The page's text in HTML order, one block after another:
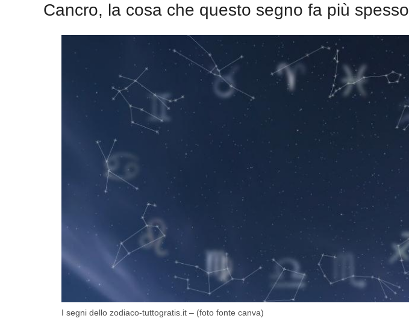
Cancro, la cosa che questo segno fa più spesso
I segni dello zodiaco-tuttogratis.it – (foto fonte canva)